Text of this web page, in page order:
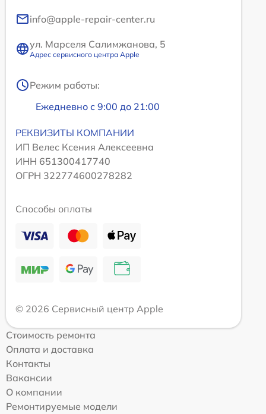
info@apple-repair-center.ru
ул. Марселя Салимжанова, 5
Адрес сервисного центра Apple
Режим работы:
Ежедневно с 9:00 до 21:00
РЕКВИЗИТЫ КОМПАНИИ
ИП Велес Ксения Алексеевна
ИНН 651300417740
ОГРН 322774600278282
Способы оплаты
© 2026 Сервисный центр Apple
Стоимость ремонта
Оплата и доставка
Контакты
Вакансии
О компании
Ремонтируемые модели